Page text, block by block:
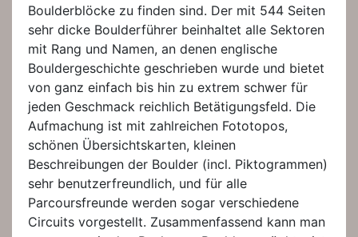
Boulderblöcke zu finden sind. Der mit 544 Seiten
sehr dicke Boulderführer beinhaltet alle Sektoren
mit Rang und Namen, an denen englische
Bouldergeschichte geschrieben wurde und bietet
von ganz einfach bis hin zu extrem schwer für
jeden Geschmack reichlich Betätigungsfeld. Die
Aufmachung ist mit zahlreichen Fototopos,
schönen Übersichtskarten, kleinen
Beschreibungen der Boulder (incl. Piktogrammen)
sehr benutzerfreundlich, und für alle
Parcoursfreunde werden sogar verschiedene
Circuits vorgestellt. Zusammenfassend kann man